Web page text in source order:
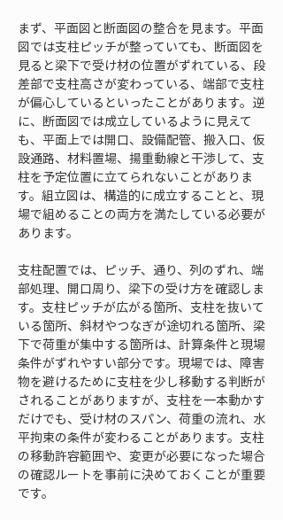
まず、平面図と断面図の整合を見ます。平面
図では支柱ピッチが整っていても、断面図を
見ると梁下で受け材の位置がずれている、段
差部で支柱高さが変わっている、端部で支柱
が偏心しているといったことがあります。逆
に、断面図では成立しているように見えて
も、平面上では開口、設備配管、搬入口、仮
設通路、材料置場、揚重動線と干渉して、支
柱を予定位置に立てられないことがありま
す。組立図は、構造的に成立することと、現
場で組めることの両方を満たしている必要が
あります。
支柱配置では、ピッチ、通り、列のずれ、端
部処理、開口周り、梁下の受け方を確認しま
す。支柱ピッチが広がる箇所、支柱を抜いて
いる箇所、斜材やつなぎが途切れる箇所、梁
下で荷重が集中する箇所は、計算条件と現場
条件がずれやすい部分です。現場では、障害
物を避けるために支柱を少し移動する判断が
されることがありますが、支柱を一本動かす
だけでも、受け材のスパン、荷重の流れ、水
平拘束の条件が変わることがあります。支柱
の移動許容範囲や、変更が必要になった場合
の確認ルートを事前に決めておくことが重要
です。